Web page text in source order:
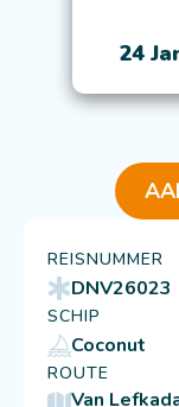
24
REISNUMMER
DNV26023
SCHIP
Coconut
ROUTE
Van